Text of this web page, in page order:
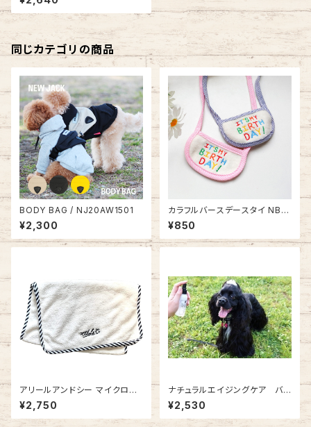
み・フケ用ローション）AC21SS
051
同じカテゴリの商品
BODY BAG / NJ20AW1501
¥2,300
カラフルバースデースタイ NB2
0AW13942908
¥850
アリールアンドシー マイクロフ
ァイバークイックドライミニバス
タオルAC21SS457145168102
6
¥2,750
ナチュラルエイジングケア バグ
オフフレグランススプレー(虫除
けブラッシングスプレー)ガーデ
ニアの香り AC21SS048
¥2,530